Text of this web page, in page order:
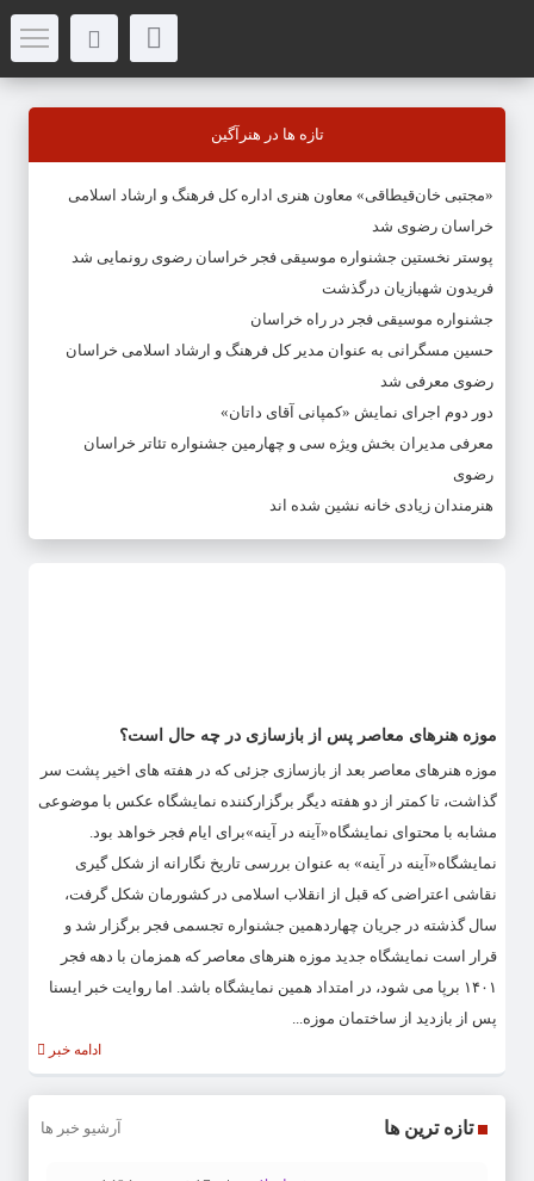
تازه ها در هنرآگین
«مجتبی خان‌قیطاقی» معاون هنری اداره کل فرهنگ و ارشاد اسلامی
خراسان رضوی شد
پوستر نخستین جشنواره موسیقی فجر خراسان رضوی رونمایی شد
فریدون شهبازیان درگذشت
جشنواره موسیقی فجر در راه خراسان
حسین مسگرانی به عنوان مدیر کل فرهنگ و ارشاد اسلامی خراسان
رضوی معرفی شد
دور دوم اجرای نمایش «کمپانی آقای داتان»
معرفی مدیران بخش ویژه سی و چهارمین جشنواره تئاتر خراسان
رضوی
هنرمندان زیادی خانه نشین شده اند
موزه هنرهای معاصر پس از بازسازی در چه حال است؟
موزه هنرهای معاصر بعد از بازسازی جزئی که در هفته های اخیر پشت سر
گذاشت، تا کمتر از دو هفته دیگر برگزارکننده نمایشگاه عکس با موضوعی
مشابه با محتوای نمایشگاه«آینه در آینه»برای ایام فجر خواهد بود.
نمایشگاه«آینه در آینه» به عنوان بررسی تاریخ نگارانه از شکل گیری
نقاشی اعتراضی که قبل از انقلاب اسلامی در کشورمان شکل گرفت،
سال گذشته در جریان چهاردهمین جشنواره تجسمی فجر برگزار شد و
قرار است نمایشگاه جدید موزه هنرهای معاصر که همزمان با دهه فجر
۱۴۰۱ برپا می شود، در امتداد همین نمایشگاه باشد. اما روایت خبر ایسنا
پس از بازدید از ساختمان موزه...
ادامه خبر
تازه ترین ها آرشیو خبر ها